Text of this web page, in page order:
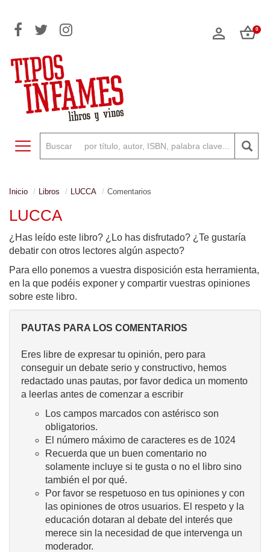
0
Toggle navigation
Inicio Libros LUCCA Comentarios
LUCCA
¿Has leído este libro? ¿Lo has disfrutado? ¿Te gustaría
debatir con otros lectores algún aspecto?
Para ello ponemos a vuestra disposición esta herramienta,
en la que podéis exponer y compartir vuestras opiniones
sobre este libro.
PAUTAS PARA LOS COMENTARIOS
Eres libre de expresar tu opinión, pero para
conseguir un debate serio y constructivo, hemos
redactado unas pautas, por favor dedica un momento
a leerlas antes de comenzar a escribir
Los campos marcados con astérisco son
obligatorios.
El número máximo de caracteres es de 1024
Recuerda que un buen comentario no
solamente incluye si te gusta o no el libro sino
también el por qué.
Por favor se respetuoso en tus opiniones y con
las opiniones de otros usuarios. El respeto y la
educación dotaran al debate del interés que
merece sin la necesidad de que intervenga un
moderador.